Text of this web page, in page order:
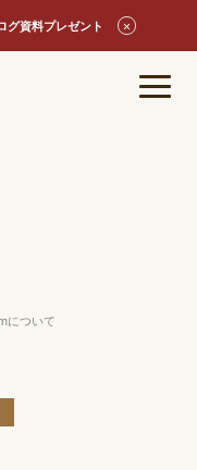
グ資料プレゼント
について